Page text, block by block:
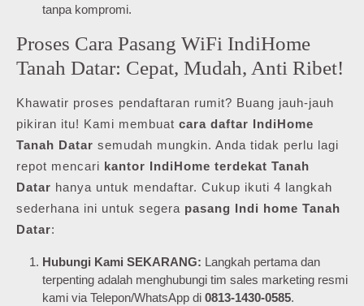
tanpa kompromi.
Proses Cara Pasang WiFi IndiHome
Tanah Datar: Cepat, Mudah, Anti Ribet!
Khawatir proses pendaftaran rumit? Buang jauh-jauh
pikiran itu! Kami membuat cara daftar IndiHome
Tanah Datar semudah mungkin. Anda tidak perlu lagi
repot mencari kantor IndiHome terdekat Tanah
Datar hanya untuk mendaftar. Cukup ikuti 4 langkah
sederhana ini untuk segera pasang Indi home Tanah
Datar:
Hubungi Kami SEKARANG: Langkah pertama dan
terpenting adalah menghubungi tim sales marketing resmi
kami via Telepon/WhatsApp di 0813-1430-0585.